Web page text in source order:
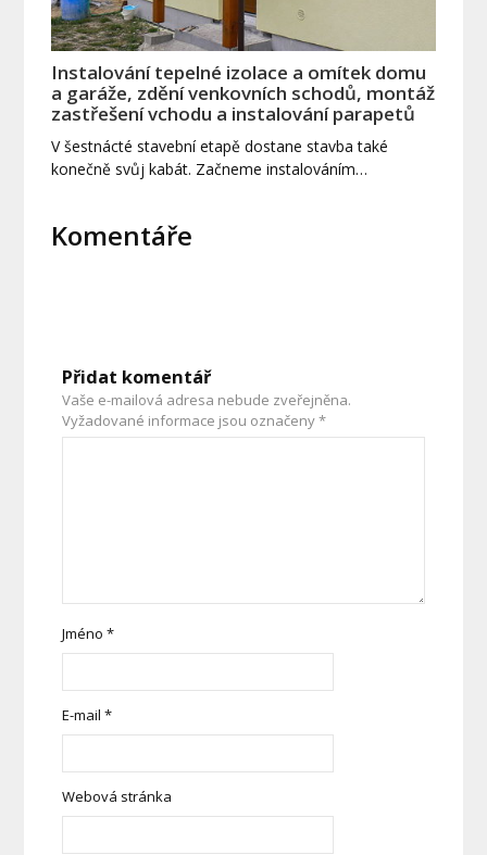
Instalování tepelné izolace a omítek domu
a garáže, zdění venkovních schodů, montáž
zastřešení vchodu a instalování parapetů
V šestnácté stavební etapě dostane stavba také
konečně svůj kabát. Začneme instalováním…
Komentáře
Přidat komentář
Vaše e-mailová adresa nebude zveřejněna.
Vyžadované informace jsou označeny*
Jméno*
E-mail*
Webová stránka